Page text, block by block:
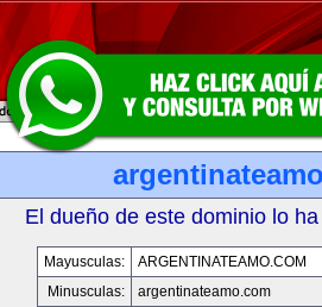
El dueño de este dominio lo
Mayusculas:
ARGENTINATEAMO.COM
Minusculas:
argentinateamo.com